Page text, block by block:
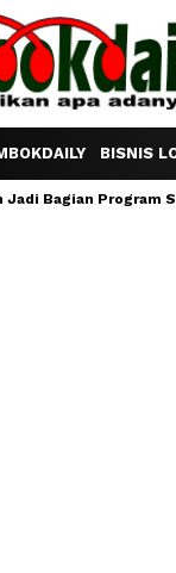
BISNIS
Jadi Bagian Program